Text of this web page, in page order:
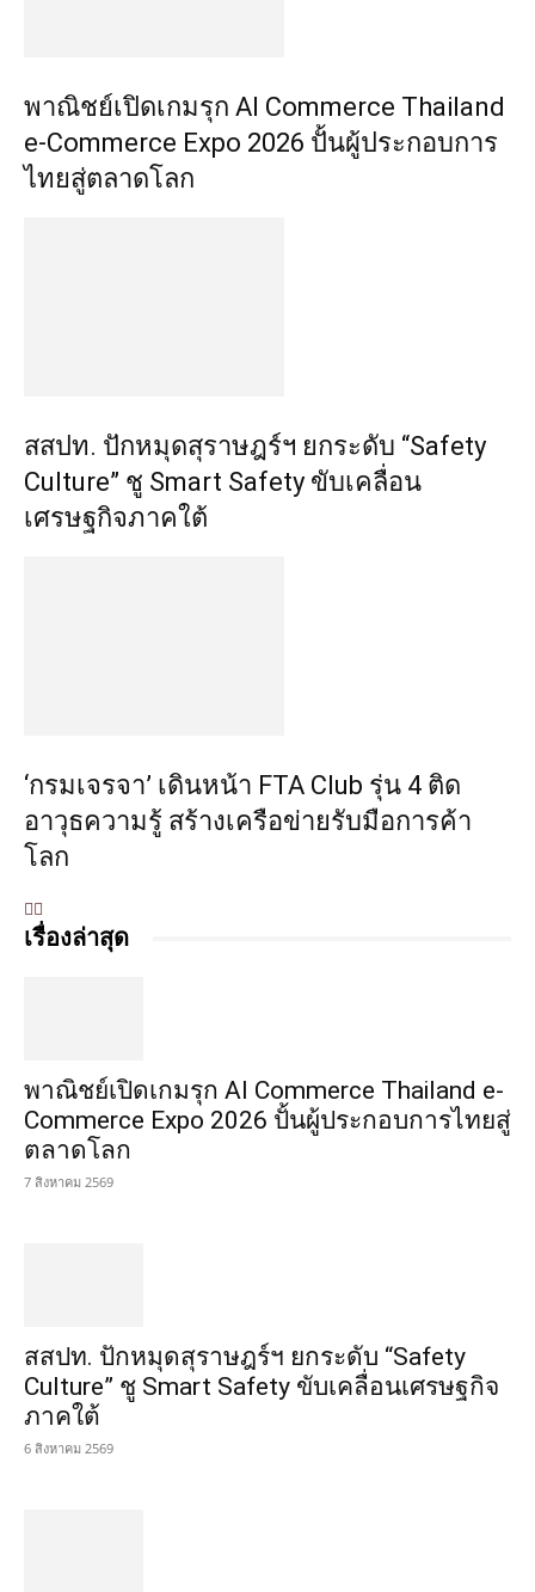
พาณิชย์เปิดเกมรุก AI Commerce Thailand
e-Commerce Expo 2026 ปั้นผู้ประกอบการ
ไทยสู่ตลาดโลก
สสปท. ปักหมุดสุราษฎร์ฯ ยกระดับ “Safety
Culture” ชู Smart Safety ขับเคลื่อน
เศรษฐกิจภาคใต้
‘กรมเจรจา’ เดินหน้า FTA Club รุ่น 4 ติด
อาวุธความรู้ สร้างเครือข่ายรับมือการค้า
โลก
เรื่องล่าสุด
พาณิชย์เปิดเกมรุก AI Commerce Thailand e-
Commerce Expo 2026 ปั้นผู้ประกอบการไทยสู่
ตลาดโลก
7 สิงหาคม 2569
สสปท. ปักหมุดสุราษฎร์ฯ ยกระดับ “Safety
Culture” ชู Smart Safety ขับเคลื่อนเศรษฐกิจ
ภาคใต้
6 สิงหาคม 2569